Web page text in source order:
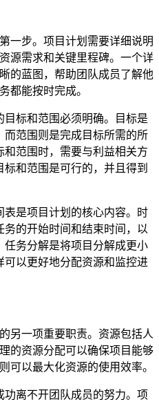
一步。项目计划需要详细说明
源需求和关键里程碑。一个详
的蓝图，帮助团队成员了解他
都能按时完成。
目标和范围必须明确。目标是
而范围则是完成目标所需的所
范围时，需要与利益相关方
和范围是可行的，并且得到
表是项目计划的核心内容。时
务的开始时间和结束时间，以
任务分解是将项目分解成更小
可以更好地分配资源和监控进
另一项重要职责。资源包括人
的资源分配可以确保项目能够
可以最大化资源的使用效率。
功离不开团队成员的努力。项